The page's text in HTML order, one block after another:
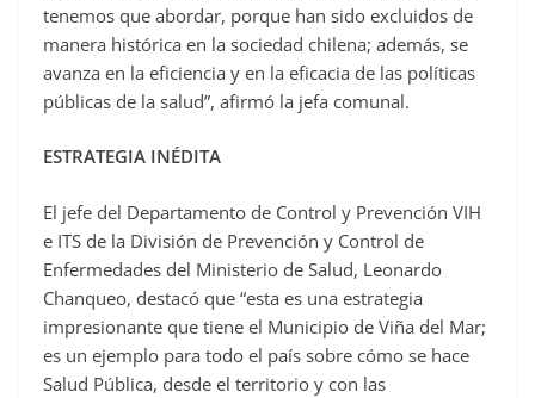
tenemos que abordar, porque han sido excluidos de
manera histórica en la sociedad chilena; además, se
avanza en la eficiencia y en la eficacia de las políticas
públicas de la salud”, afirmó la jefa comunal.
ESTRATEGIA INÉDITA
El jefe del Departamento de Control y Prevención VIH
e ITS de la División de Prevención y Control de
Enfermedades del Ministerio de Salud, Leonardo
Chanqueo, destacó que “esta es una estrategia
impresionante que tiene el Municipio de Viña del Mar;
es un ejemplo para todo el país sobre cómo se hace
Salud Pública, desde el territorio y con las